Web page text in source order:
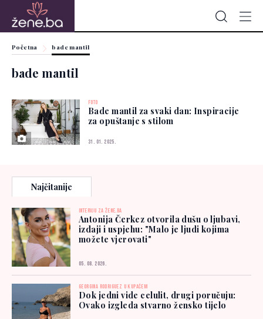
Početna bade mantil
bade mantil
FOTO
Bade mantil za svaki dan: Inspiracije
za opuštanje s stilom
31. 01. 2025.
Najčitanije
INTERVJU ZA ŽENE.BA
Antonija Čerkez otvorila dušu o ljubavi,
izdaji i uspjehu: "Malo je ljudi kojima
možete vjerovati"
05. 08. 2026.
GEORGINA RODRIGUEZ U KUPAĆEM
Dok jedni vide celulit, drugi poručuju:
Ovako izgleda stvarno žensko tijelo